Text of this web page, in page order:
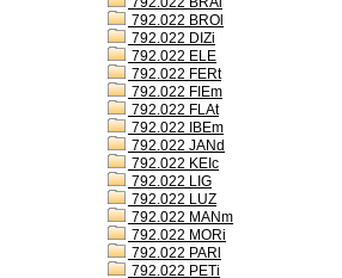
792.022 BROl
792.022 DIZi
792.022 ELE
792.022 FERt
792.022 FIEm
792.022 FLAt
792.022 IBEm
792.022 JANd
792.022 KEIc
792.022 LIG
792.022 LUZ
792.022 MANm
792.022 MORi
792.022 PARl
792.022 PETi